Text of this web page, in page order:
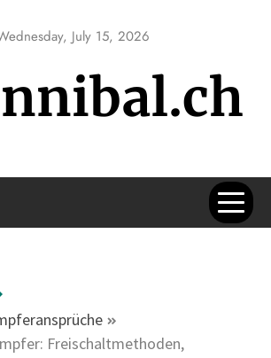
July 15, 2026
Freischaltmethoden,